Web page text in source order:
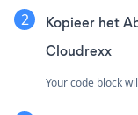
Kopieer het
Cloudrexx
Your code block